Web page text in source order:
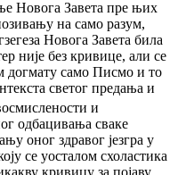
Новога Завета пре њих
на само разум,
Новога Завета била
није без кривице, али се
догмату само Писмо и то
светог предања и
и
одбацивања сваке
оног здравог језгра у
се уосталом схоластика
кривицу за појаву